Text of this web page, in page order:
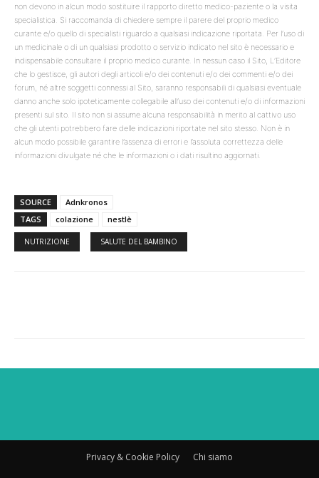
non devono in alcun modo sostituire il rapporto diretto medico-paziente o la visita
specialistica. Si raccomanda di chiedere sempre il parere del proprio medico
curante e/o quello di specialisti riguardo a qualsiasi indicazione riportata. Per l’uso di
un medicinale o di un qualsiasi prodotto o servizio indicato nel sito è necessario e
indispensabile consultare il proprio medico curante. In nessun caso il Sito, L’Editore
che lo gestisce, gli autori degli articoli e/o dei contenuti e/o dei commenti e/o dei
forum, né altre soggetti connessi al Sito, saranno responsabili di qualsiasi eventuale
danno anche solo ipoteticamente collegabile all’uso dei contenuti e/o di informazioni
presenti sul sito. Il sito non si assume alcuna responsabilità in merito al cattivo uso
che gli utenti potrebbero fare delle indicazioni riportate nel sito stesso. Non è in
alcun modo possibile garantire l’assenza di errori e l’assoluta correttezza delle
informazioni divulgate né che le informazioni o i dati risultino aggiornati.
SOURCE
Adnkronos
TAGS
colazione nestlè
NUTRIZIONE SALUTE DEL BAMBINO
Privacy & Cookie Policy Chi siamo